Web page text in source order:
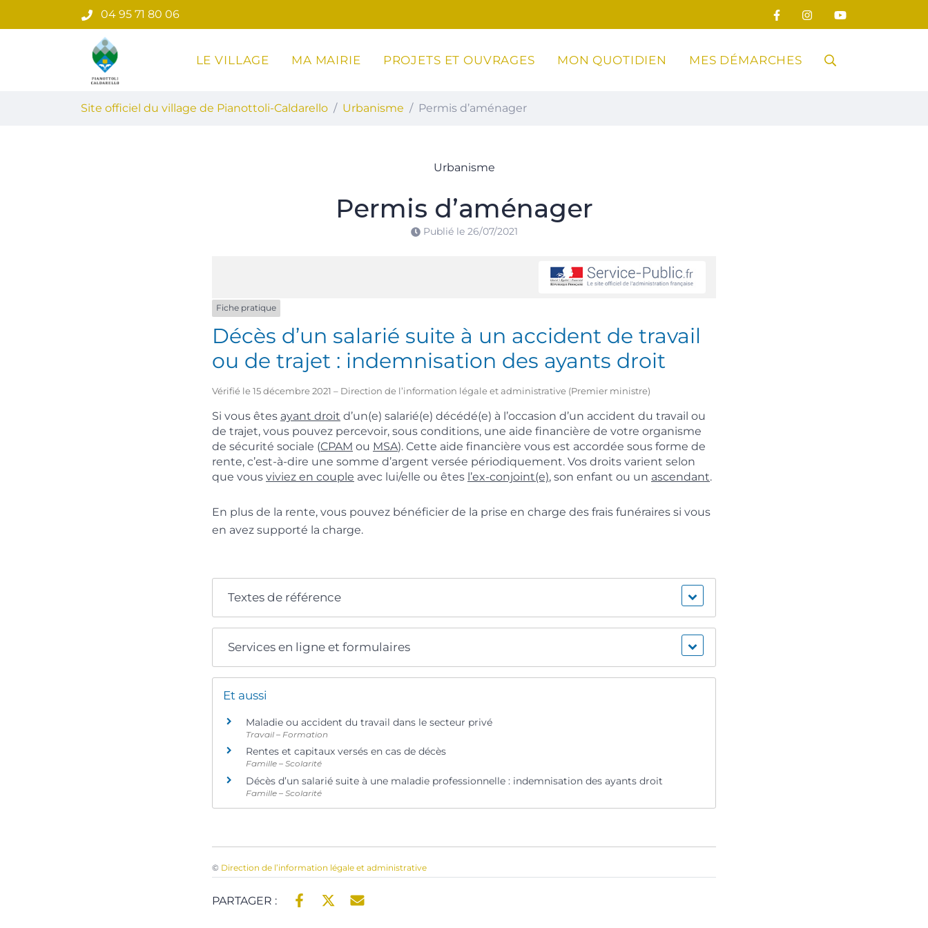
au
04 95 71 80 06
Site officiel du village de Pianottoli-Caldarello
LE VILLAGE MA MAIRIE PROJETS ET OUVRAGES MON QUOTIDIEN MES DÉMARCHES RECHERCHE
Site officiel du village de Pianottoli-Caldarello Urbanisme Permis d’aménager
Urbanisme
Permis d’aménager
Publié le 26/07/2021
Fiche pratique
Décès d’un salarié suite à un accident de travail
ou de trajet : indemnisation des ayants droit
Vérifié le 15 décembre 2021 – Direction de l’information légale et administrative (Premier ministre)
Si vous êtes ayant droit d’un(e) salarié(e) décédé(e) à l’occasion d’un accident du travail ou
de trajet, vous pouvez percevoir, sous conditions, une aide financière de votre organisme
de sécurité sociale (CPAM ou MSA). Cette aide financière vous est accordée sous forme de
rente, c’est-à-dire une somme d’argent versée périodiquement. Vos droits varient selon
que vous viviez en couple avec lui/elle ou êtes l’ex-conjoint(e), son enfant ou un ascendant.
En plus de la rente, vous pouvez bénéficier de la prise en charge des frais funéraires si vous
en avez supporté la charge.
Textes de référence
Services en ligne et formulaires
Et aussi
Maladie ou accident du travail dans le secteur privé
Travail – Formation
Rentes et capitaux versés en cas de décès
Famille – Scolarité
Décès d’un salarié suite à une maladie professionnelle : indemnisation des ayants droit
Famille – Scolarité
© Direction de l’information légale et administrative
PARTAGER :